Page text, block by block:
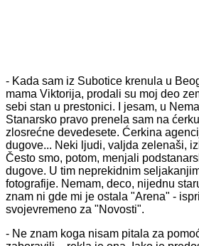
- Kada sam iz Subotice krenula u
mama Viktorija, prodali su moj deo
sebi stan u prestonici. I jesam, u
Stanarsko pravo prenela sam na
zlosrećne devedesete. Ćerkina
dugove... Neki ljudi, valjda zelenaši,
Često smo, potom, menjali
dugove. U tim neprekidnim
fotografije. Nemam, deco, nijednu
znam ni gde mi je ostala "Arena" -
svojevremeno za "Novosti".
- Ne znam koga nisam pitala za